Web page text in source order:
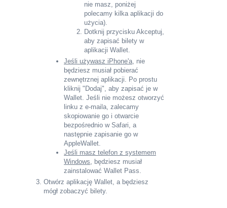
nie masz, poniżej
polecamy kilka aplikacji do
użycia).
Dotknij przycisku Akceptuj,
aby zapisać bilety w
aplikacji Wallet.
Jeśli używasz iPhone'a, nie
będziesz musiał pobierać
zewnętrznej aplikacji. Po prostu
kliknij "Dodaj", aby zapisać je w
Wallet. Jeśli nie możesz otworzyć
linku z e-maila, zalecamy
skopiowanie go i otwarcie
bezpośrednio w Safari, a
następnie zapisanie go w
AppleWallet.
Jeśli masz telefon z systemem
Windows, będziesz musiał
zainstalować Wallet Pass.
Otwórz aplikację Wallet, a będziesz
mógł zobaczyć bilety.